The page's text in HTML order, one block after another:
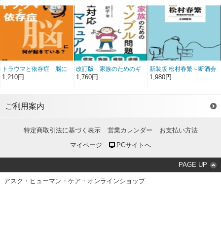
ていた。
トラウマと依存症 脳に
何が起きている？
1,210円
改訂版 家族のためのギ
ャンブル問題完全対応マ
ニュアル
1,760円
新装版 松村春繁～断酒会
初代会長～
1,980円
ご利用案内
特定商取引法に基づく表示 営業カレンダー
お支払い方法
マイページ
PCサイトへ
PAGE UP
アスク・ヒューマン・ケア・オンラインショップ